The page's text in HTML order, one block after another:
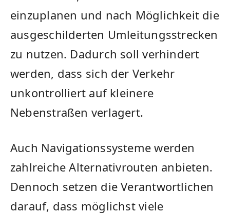
einzuplanen und nach Möglichkeit die
ausgeschilderten Umleitungsstrecken
zu nutzen. Dadurch soll verhindert
werden, dass sich der Verkehr
unkontrolliert auf kleinere
Nebenstraßen verlagert.
Auch Navigationssysteme werden
zahlreiche Alternativrouten anbieten.
Dennoch setzen die Verantwortlichen
darauf, dass möglichst viele